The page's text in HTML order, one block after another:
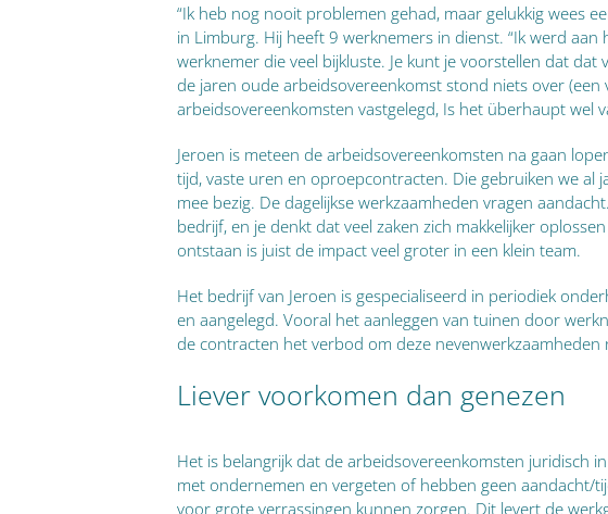
“Ik heb nog nooit problemen gehad, maar gelukkig wees
in Limburg. Hij heeft 9 werknemers in dienst. “Ik werd
werknemer die veel bijkluste. Je kunt je voorstellen dat
de jaren oude arbeidsovereenkomst stond niets over
arbeidsovereenkomsten vastgelegd, Is het überhaupt wel
Jeroen is meteen de arbeidsovereenkomsten na gaan
tijd, vaste uren en oproepcontracten. Die gebruiken we al
mee bezig. De dagelijkse werkzaamheden vragen
bedrijf, en je denkt dat veel zaken zich makkelijker
ontstaan is juist de impact veel groter in een klein team.
Het bedrijf van Jeroen is gespecialiseerd in periodiek
en aangelegd. Vooral het aanleggen van tuinen door
de contracten het verbod om deze nevenwerkzaamheden
Liever voorkomen dan genezen
Het is belangrijk dat de arbeidsovereenkomsten juridisch
met ondernemen en vergeten of hebben geen aandacht/
voor grote verrassingen kunnen zorgen. Dit levert de